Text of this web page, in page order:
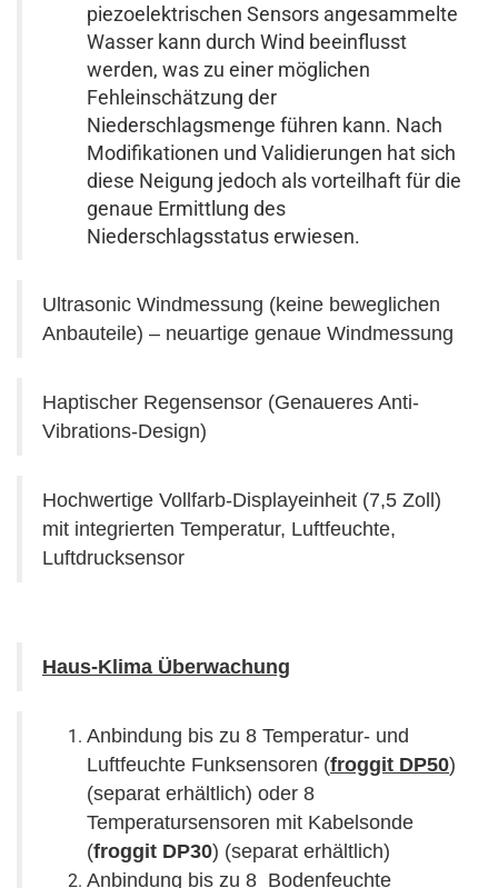
piezoelektrischen Sensors angesammelte
Wasser kann durch Wind beeinflusst
werden, was zu einer möglichen
Fehleinschätzung der
Niederschlagsmenge führen kann. Nach
Modifikationen und Validierungen hat sich
diese Neigung jedoch als vorteilhaft für die
genaue Ermittlung des
Niederschlagsstatus erwiesen.
Ultrasonic Windmessung (keine beweglichen
Anbauteile) – neuartige genaue Windmessung
Haptischer Regensensor (Genaueres Anti-
Vibrations-Design)
Hochwertige Vollfarb-Displayeinheit (7,5 Zoll)
mit integrierten Temperatur, Luftfeuchte,
Luftdrucksensor
Haus-Klima Überwachung
Anbindung bis zu 8 Temperatur- und
Luftfeuchte Funksensoren (froggit DP50)
(separat erhältlich) oder 8
Temperatursensoren mit Kabelsonde
(froggit DP30) (separat erhältlich)
Anbindung bis zu 8 Bodenfeuchte